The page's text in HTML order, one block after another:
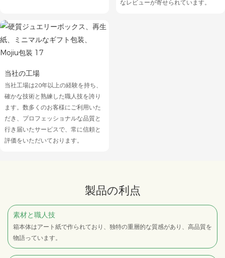
なレビューが寄せられています。
当社の工場
当社工場は20年以上の経験を持ち、
確かな技術と熟練した職人技を誇り
ます。数多くのお客様にご利用いた
だき、プロフェッショナルな品質と
行き届いたサービスで、常に信頼と
評価をいただいております。
製品の利点
素材と職人技
箱本体はアート紙で作られており、独特の重層的な質感があり、高品質を
物語っています。